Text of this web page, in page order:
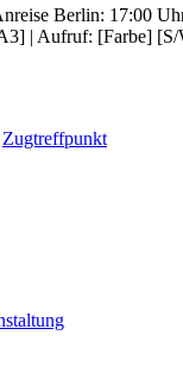
Berlin: 17:00
| Aufruf: [Farbe]
Zugtreffpunkt